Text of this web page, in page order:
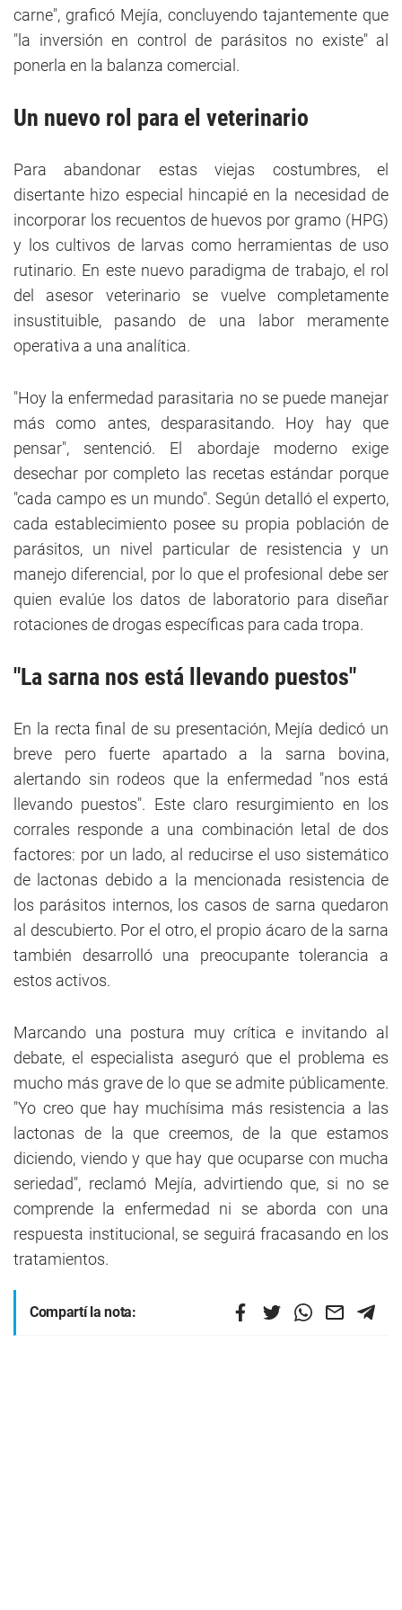
carne", graficó Mejía, concluyendo tajantemente que
"la inversión en control de parásitos no existe" al
ponerla en la balanza comercial.
Un nuevo rol para el veterinario
Para abandonar estas viejas costumbres, el
disertante hizo especial hincapié en la necesidad de
incorporar los recuentos de huevos por gramo (HPG)
y los cultivos de larvas como herramientas de uso
rutinario. En este nuevo paradigma de trabajo, el rol
del asesor veterinario se vuelve completamente
insustituible, pasando de una labor meramente
operativa a una analítica.
"Hoy la enfermedad parasitaria no se puede manejar
más como antes, desparasitando. Hoy hay que
pensar", sentenció. El abordaje moderno exige
desechar por completo las recetas estándar porque
"cada campo es un mundo". Según detalló el experto,
cada establecimiento posee su propia población de
parásitos, un nivel particular de resistencia y un
manejo diferencial, por lo que el profesional debe ser
quien evalúe los datos de laboratorio para diseñar
rotaciones de drogas específicas para cada tropa.
"La sarna nos está llevando puestos"
En la recta final de su presentación, Mejía dedicó un
breve pero fuerte apartado a la sarna bovina,
alertando sin rodeos que la enfermedad "nos está
llevando puestos". Este claro resurgimiento en los
corrales responde a una combinación letal de dos
factores: por un lado, al reducirse el uso sistemático
de lactonas debido a la mencionada resistencia de
los parásitos internos, los casos de sarna quedaron
al descubierto. Por el otro, el propio ácaro de la sarna
también desarrolló una preocupante tolerancia a
estos activos.
Marcando una postura muy crítica e invitando al
debate, el especialista aseguró que el problema es
mucho más grave de lo que se admite públicamente.
"Yo creo que hay muchísima más resistencia a las
lactonas de la que creemos, de la que estamos
diciendo, viendo y que hay que ocuparse con mucha
seriedad", reclamó Mejía, advirtiendo que, si no se
comprende la enfermedad ni se aborda con una
respuesta institucional, se seguirá fracasando en los
tratamientos.
Compartí la nota: